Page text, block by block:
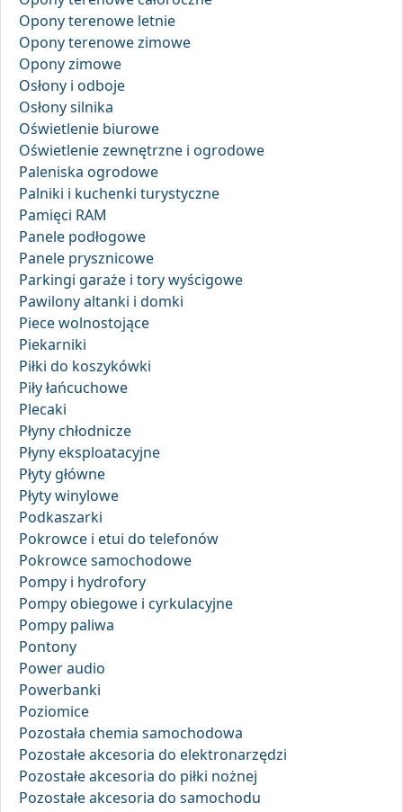
Opony terenowe letnie
Opony terenowe zimowe
Opony zimowe
Osłony i odboje
Osłony silnika
Oświetlenie biurowe
Oświetlenie zewnętrzne i ogrodowe
Paleniska ogrodowe
Palniki i kuchenki turystyczne
Pamięci RAM
Panele podłogowe
Panele prysznicowe
Parkingi garaże i tory wyścigowe
Pawilony altanki i domki
Piece wolnostojące
Piekarniki
Piłki do koszykówki
Piły łańcuchowe
Plecaki
Płyny chłodnicze
Płyny eksploatacyjne
Płyty główne
Płyty winylowe
Podkaszarki
Pokrowce i etui do telefonów
Pokrowce samochodowe
Pompy i hydrofory
Pompy obiegowe i cyrkulacyjne
Pompy paliwa
Pontony
Power audio
Powerbanki
Poziomice
Pozostała chemia samochodowa
Pozostałe akcesoria do elektronarzędzi
Pozostałe akcesoria do piłki nożnej
Pozostałe akcesoria do samochodu